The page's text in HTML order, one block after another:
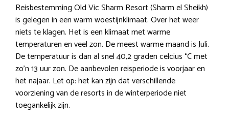
Reisbestemming Old Vic Sharm Resort (Sharm el Sheikh)
is gelegen in een warm woestijnklimaat. Over het weer
niets te klagen. Het is een klimaat met warme
temperaturen en veel zon. De meest warme maand is Juli.
De temperatuur is dan al snel 40,2 graden celcius °C met
zo’n 13 uur zon. De aanbevolen reisperiode is voorjaar en
het najaar. Let op: het kan zijn dat verschillende
voorziening van de resorts in de winterperiode niet
toegankelijk zijn.